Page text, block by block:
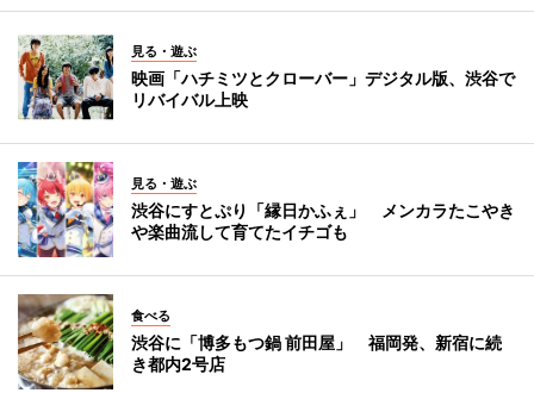
見る・遊ぶ
映画「ハチミツとクローバー」デジタル版、渋谷で
リバイバル上映
見る・遊ぶ
渋谷にすとぷり「縁日かふぇ」 メンカラたこやき
や楽曲流して育てたイチゴも
食べる
渋谷に「博多もつ鍋 前田屋」 福岡発、新宿に続
き都内2号店